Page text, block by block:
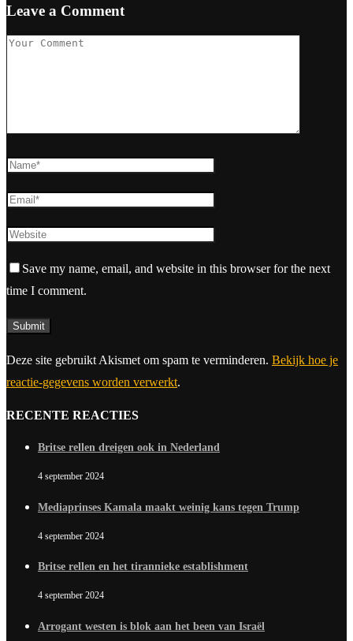
Leave a Comment
Save my name, email, and website in this browser for the next
time I comment.
Deze site gebruikt Akismet om spam te verminderen. Bekijk hoe je
reactie-gegevens worden verwerkt.
RECENTE REACTIES
Britse rellen dreigen ook in Nederland
4 september 2024
Mediaprinses Kamala maakt weinig kans tegen Trump
4 september 2024
Britse rellen en het tirannieke establishment
4 september 2024
Arrogant westen is blok aan het been van Israël